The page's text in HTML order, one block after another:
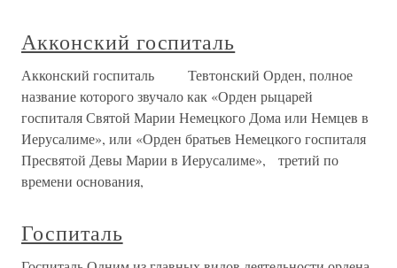
Акконский госпиталь
Акконский госпиталь Тевтонский Орден, полное
название которого звучало как «Орден рыцарей
госпиталя Святой Марии Немецкого Дома или Немцев в
Иерусалиме», или «Орден братьев Немецкого госпиталя
Пресвятой Девы Марии в Иерусалиме», третий по
времени основания,
Госпиталь